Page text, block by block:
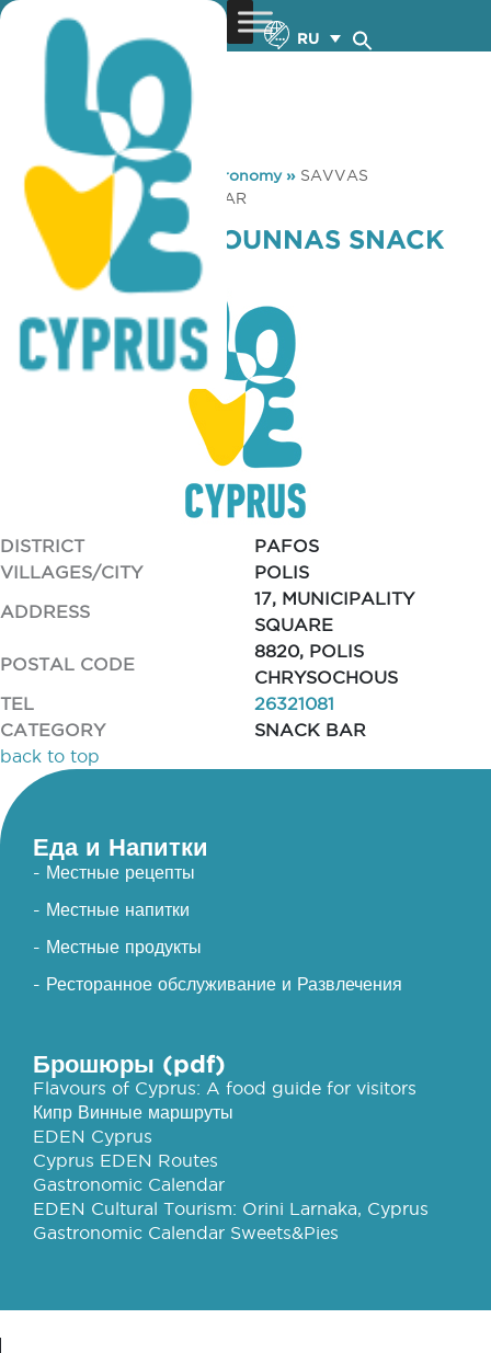
RU
You are here: Home »Gastronomy» SAVVAS
TAMAMOUNNAS SNACK BAR
SAVVAS TAMAMOUNNAS SNACK
BAR
DISTRICT
PAFOS
VILLAGES/CITY
POLIS
ADDRESS
17, MUNICIPALITY
SQUARE
POSTAL CODE
8820, POLIS
CHRYSOCHOUS
TEL
26321081
CATEGORY
SNACK BAR
back to top
Еда и Напитки
- Местные рецепты
- Местные напитки
- Местные продукты
- Ресторанное обслуживание и Развлечения
Брошюры (pdf)
Flavours of Cyprus: A food guide for visitors
Кипр Винные маршруты
EDEN Cyprus
Cyprus EDEN Routes
Gastronomic Calendar
EDEN Cultural Tourism: Orini Larnaka, Cyprus
Gastronomic Calendar Sweets&Pies